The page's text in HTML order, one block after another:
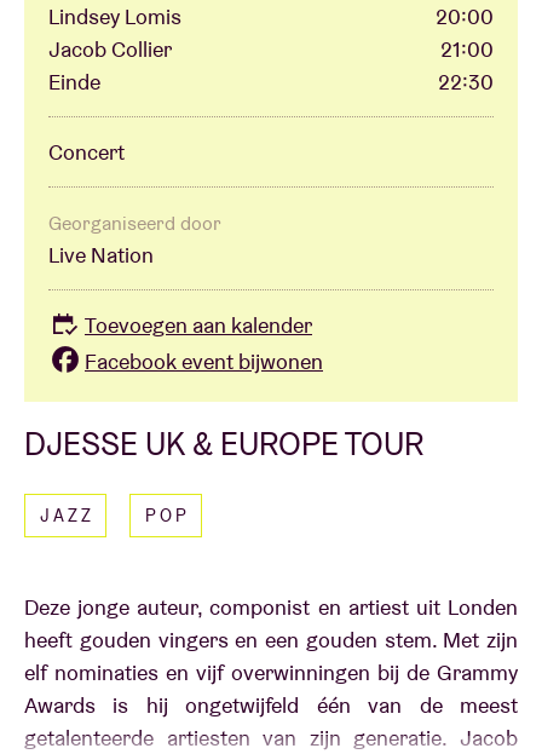
DJESSE UK & EUROPE TOUR
JAZZ POP
Deze jonge auteur, componist en artiest uit Londen
heeft gouden vingers en een gouden stem. Met zijn
elf nominaties en vijf overwinningen bij de Grammy
Awards is hij ongetwijfeld één van de meest
getalenteerde artiesten van zijn generatie. Jacob
Lindsey Lomis
20:00
Jacob Collier
21:00
Einde
22:30
Concert
Georganiseerd door
Live Nation
Toevoegen aan kalender
Facebook event bijwonen